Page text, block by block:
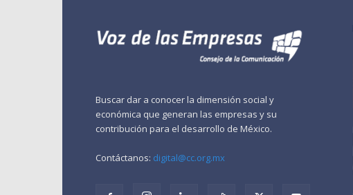
Buscar dar a conocer la dimensión social y
económica que generan las empresas y su
contribución para el desarrollo de México.
Contáctanos: digital@cc.org.mx